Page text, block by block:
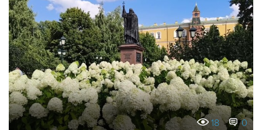
18 0